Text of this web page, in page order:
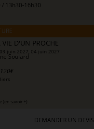
/ 13h30-16h30
VIE D'UN PROCHE
juin 2027, 04 juin 2027
Soulard
en savoir + )
DEMANDER UN DEVIS